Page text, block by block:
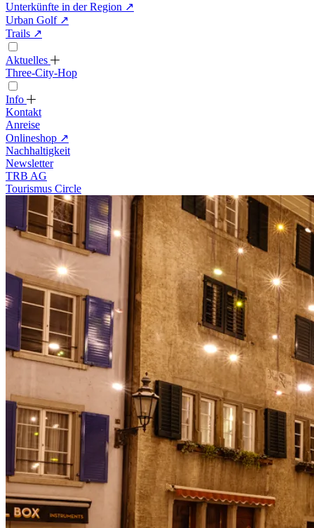
Unterkünfte in der Region ↗
Urban Golf ↗
Trails ↗
Aktuelles
Three-City-Hop
Info
Kontakt
Anreise
Onlineshop ↗
Nachhaltigkeit
Newsletter
TRB AG
Tourismus Circle